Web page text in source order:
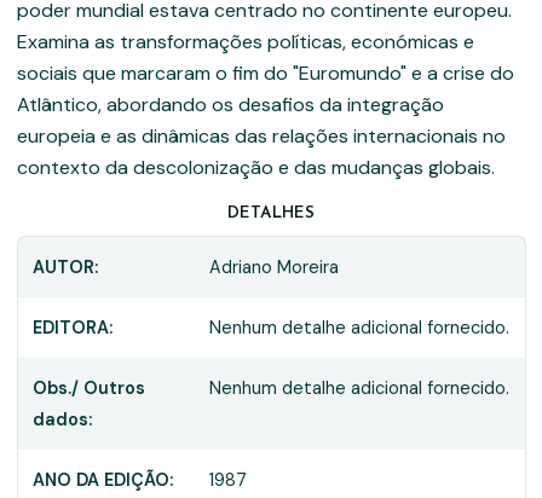
poder mundial estava centrado no continente europeu.
Examina as transformações políticas, económicas e
sociais que marcaram o fim do "Euromundo" e a crise do
Atlântico, abordando os desafios da integração
europeia e as dinâmicas das relações internacionais no
contexto da descolonização e das mudanças globais.
DETALHES
AUTOR: Adriano Moreira
EDITORA: Nenhum detalhe adicional fornecido.
Obs./ Outros
dados:
Nenhum detalhe adicional fornecido.
ANO DA EDIÇÃO: 1987